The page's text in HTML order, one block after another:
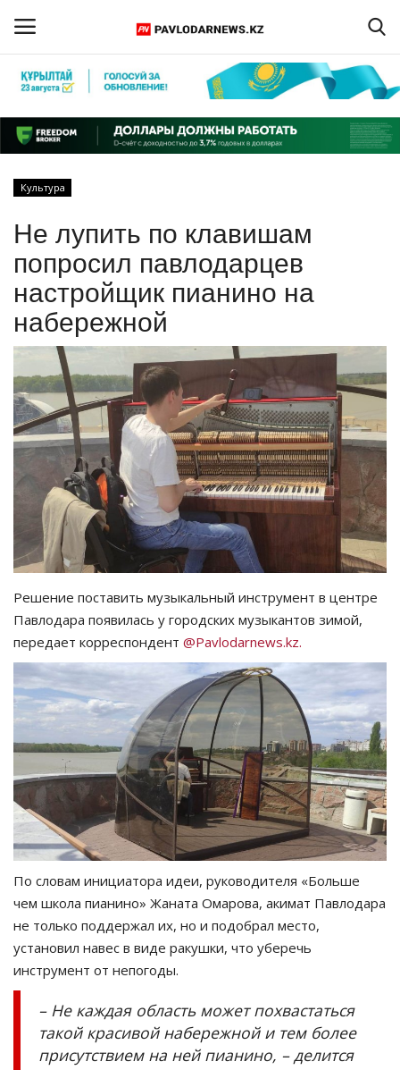
Регистрация
Главная
ПАВЛОДАРСКАЯ ОБЛАСТЬ
КАЗАХСТАН
МИР
СПЕЦПРОЕКТЫ
СПОРТ
Чек-лист
РАЗВЛЕЧЕНИЯ
OFFICIAL
Курултай
Язык
Қазақша Русский
Культура
Не лупить по клавишам
попросил павлодарцев
настройщик пианино на
набережной
Решение поставить музыкальный инструмент в центре
Павлодара появилась у городских музыкантов зимой,
передает корреспондент @Pavlodarnews.kz.
По словам инициатора идеи, руководителя «Больше
чем школа пианино» Жаната Омарова, акимат Павлодара
не только поддержал их, но и подобрал место,
установил навес в виде ракушки, что уберечь
инструмент от непогоды.
– Не каждая область может похвастаться
такой красивой набережной и тем более
присутствием на ней пианино, – делится